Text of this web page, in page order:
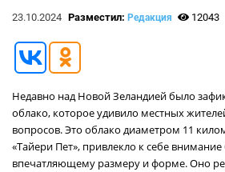
23.10.2024 Разместил: Редакция 12043
Недавно над Новой Зеландией было
облако, которое удивило местных
вопросов. Это облако диаметром 11
«Тайери Пет», привлекло к себе
впечатляющему размеру и форме. Оно